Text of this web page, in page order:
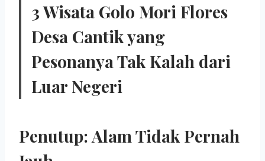
3 Wisata Golo Mori Flores
Desa Cantik yang
Pesonanya Tak Kalah dari
Luar Negeri
Penutup: Alam Tidak Pernah